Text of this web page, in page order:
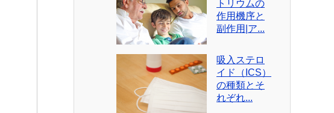
トリウムの
作用機序と
副作用|ア...
吸入ステロ
イド（ICS）
の種類とそ
れぞれ...